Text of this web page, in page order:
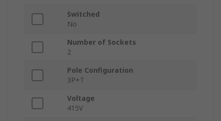
Switched
No
Number of Sockets
2
Pole Configuration
3P+T
Voltage
415V